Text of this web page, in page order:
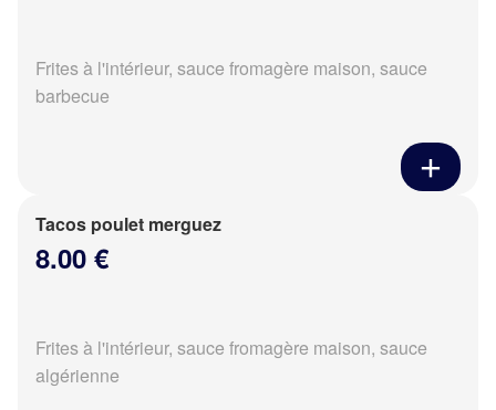
Frites à l'intérieur, sauce fromagère maison, sauce
barbecue
Tacos poulet merguez
8.00 €
Frites à l'intérieur, sauce fromagère maison, sauce
algérienne